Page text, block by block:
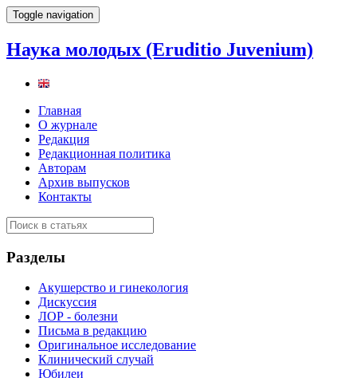
Toggle navigation
Наука молодых (Eruditio Juvenium)
Главная
О журнале
Редакция
Редакционная политика
Авторам
Архив выпусков
Контакты
Разделы
Акушерство и гинекология
Дискуссия
ЛОР - болезни
Письма в редакцию
Оригинальное исследование
Клинический случай
Юбилеи